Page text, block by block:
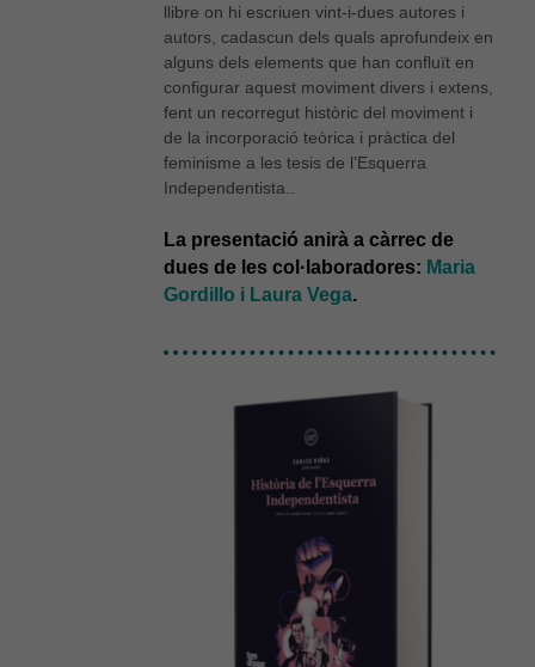
llibre on hi escriuen vint-i-dues autores i
autors, cadascun dels quals aprofundeix en
alguns dels elements que han confluït en
configurar aquest moviment divers i extens,
fent un recorregut històric del moviment i
de la incorporació teòrica i pràctica del
feminisme a les tesis de l’Esquerra
Independentista..
La presentació anirà a càrrec de
dues de les col·laboradores: Maria
Gordillo i Laura Vega.